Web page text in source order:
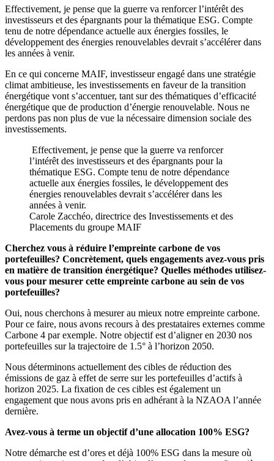
Effectivement, je pense que la guerre va renforcer l’intérêt des
investisseurs et des épargnants pour la thématique ESG. Compte
tenu de notre dépendance actuelle aux énergies fossiles, le
développement des énergies renouvelables devrait s’accélérer dans
les années à venir.
En ce qui concerne MAIF, investisseur engagé dans une stratégie
climat ambitieuse, les investissements en faveur de la transition
énergétique vont s’accentuer, tant sur des thématiques d’efficacité
énergétique que de production d’énergie renouvelable. Nous ne
perdons pas non plus de vue la nécessaire dimension sociale des
investissements.
Effectivement, je pense que la guerre va renforcer
l’intérêt des investisseurs et des épargnants pour la
thématique ESG. Compte tenu de notre dépendance
actuelle aux énergies fossiles, le développement des
énergies renouvelables devrait s’accélérer dans les
années à venir.
Carole Zacchéo, directrice des Investissements et des
Placements du groupe MAIF
Cherchez vous à réduire l’empreinte carbone de vos
portefeuilles? Concrètement, quels engagements avez-vous pris
en matière de transition énergétique? Quelles méthodes utilisez-
vous pour mesurer cette empreinte carbone au sein de vos
portefeuilles?
Oui, nous cherchons à mesurer au mieux notre empreinte carbone.
Pour ce faire, nous avons recours à des prestataires externes comme
Carbone 4 par exemple. Notre objectif est d’aligner en 2030 nos
portefeuilles sur la trajectoire de 1.5° à l’horizon 2050.
Nous déterminons actuellement des cibles de réduction des
émissions de gaz à effet de serre sur les portefeuilles d’actifs à
horizon 2025. La fixation de ces cibles est également un
engagement que nous avons pris en adhérant à la NZAOA l’année
dernière.
Avez-vous à terme un objectif d’une allocation 100% ESG?
Notre démarche est d’ores et déjà 100% ESG dans la mesure où